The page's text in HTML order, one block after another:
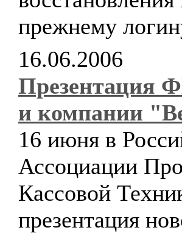
прежнему
16.06.2006
и компании
16 июня в
Ассоциации
Кассовой
презентация